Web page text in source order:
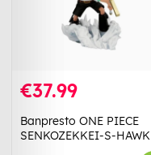
€37.99
Banpresto ONE PIECE
SENKOZEKKEI-S-HAWK